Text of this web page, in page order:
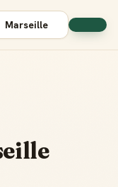
Marseille